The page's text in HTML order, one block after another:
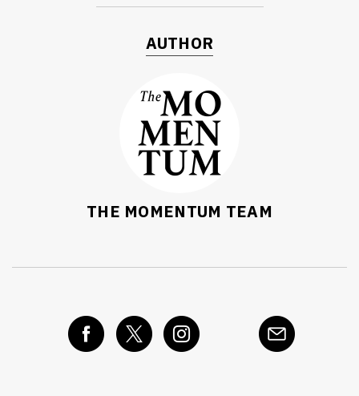
AUTHOR
THE MOMENTUM TEAM